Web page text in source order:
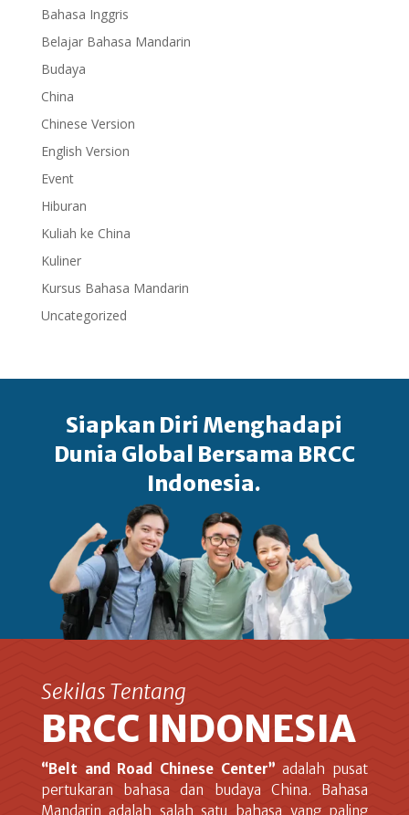
Bahasa Inggris
Belajar Bahasa Mandarin
Budaya
China
Chinese Version
English Version
Event
Hiburan
Kuliah ke China
Kuliner
Kursus Bahasa Mandarin
Uncategorized
Siapkan Diri Menghadapi
Dunia Global Bersama BRCC
Indonesia.
Sekilas Tentang
BRCC INDONESIA
“Belt and Road Chinese Center” adalah pusat
pertukaran bahasa dan budaya China. Bahasa
Mandarin adalah salah satu bahasa yang paling